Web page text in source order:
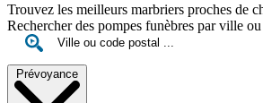
Trouvez les meilleurs marbriers proches de
Rechercher des pompes funèbres par ville
Prévoyance